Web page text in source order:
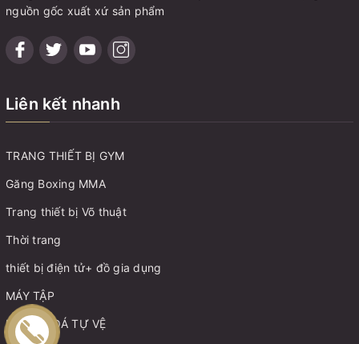
nguồn gốc xuất xứ sản phẩm
Liên kết nhanh
TRANG THIẾT BỊ GYM
Găng Boxing MMA
Trang thiết bị Võ thuật
Thời trang
thiết bị điện tử+ đồ gia dụng
MÁY TẬP
MÓC KHOÁ TỰ VỆ